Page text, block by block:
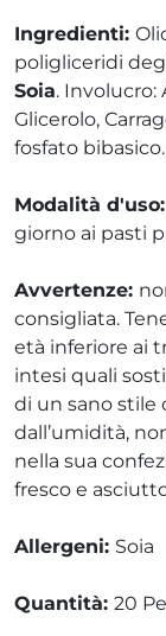
Ingredienti:
poligliceridi
Soia.
Glicerolo,
fosfato bibasico.
Modalità d'uso:
giorno ai pasti
Avvertenze:
consigliata.
età inferiore ai
intesi quali
di un sano stile
dall’umidità,
nella sua
fresco e
Allergeni: Soia
Quantità: 20